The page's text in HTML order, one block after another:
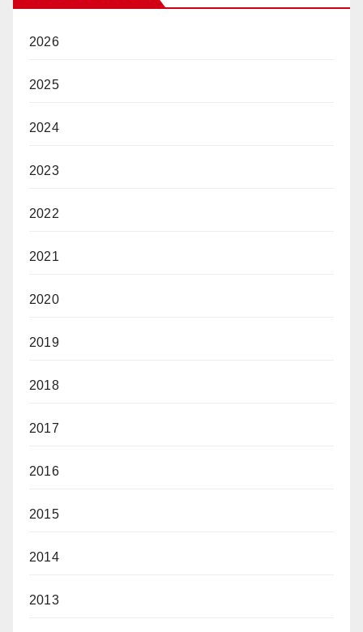
2026
2025
2024
2023
2022
2021
2020
2019
2018
2017
2016
2015
2014
2013